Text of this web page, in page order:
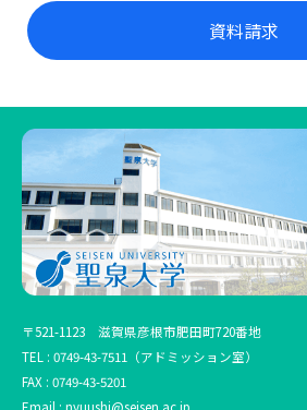
資料請求
〒521-1123 滋賀県彦根市肥田町720番地
TEL : 0749-43-7511
（アドミッション室）
FAX : 0749-43-5201